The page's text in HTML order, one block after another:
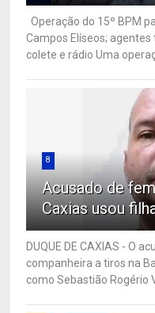
Operação do 15º BPM
Campos Elíseos;
colete e rádio Uma
8
Acusado de
Caxias usou
DUQUE DE CAXIAS - O
companheira a tiros na
como Sebastião Rogério